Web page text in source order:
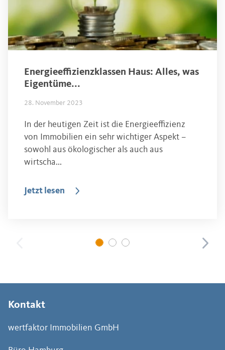
Energieeffizienzklassen Haus: Alles, was
Eigentüme...
28. November 2023
In der heutigen Zeit ist die Energieeffizienz
von Immobilien ein sehr wichtiger Aspekt –
sowohl aus ökologischer als auch aus
wirtscha...
Jetzt lesen
Kontakt
wertfaktor Immobilien GmbH